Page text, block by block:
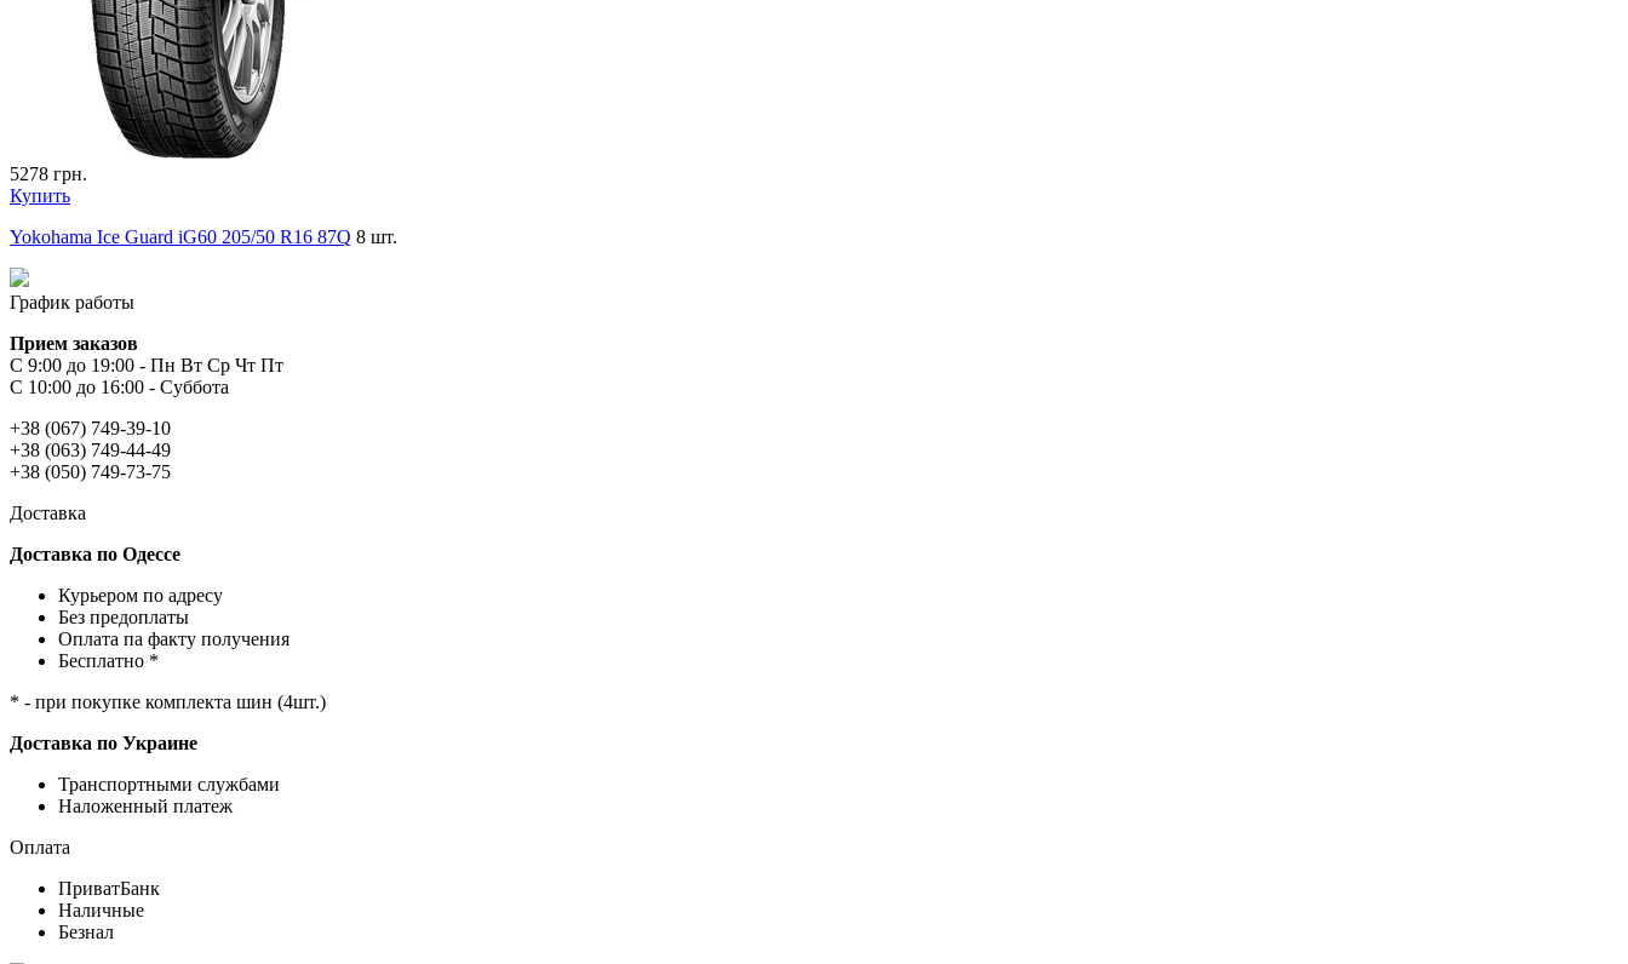
5278 грн.
Купить
Yokohama Ice Guard iG60 205/50 R16 87Q 8 шт.
График работы
Прием заказов
С 9:00 до 19:00 - Пн Вт Ср Чт Пт
С 10:00 до 16:00 - Суббота
+38 (067) 749-39-10
+38 (063) 749-44-49
+38 (050) 749-73-75
Доставка
Доставка по Одессе
Курьером по адресу
Без предоплаты
Оплата па факту получения
Бесплатно *
* - при покупке комплекта шин (4шт.)
Доставка по Украине
Транспортными службами
Наложенный платеж
Оплата
ПриватБанк
Наличные
Безнал